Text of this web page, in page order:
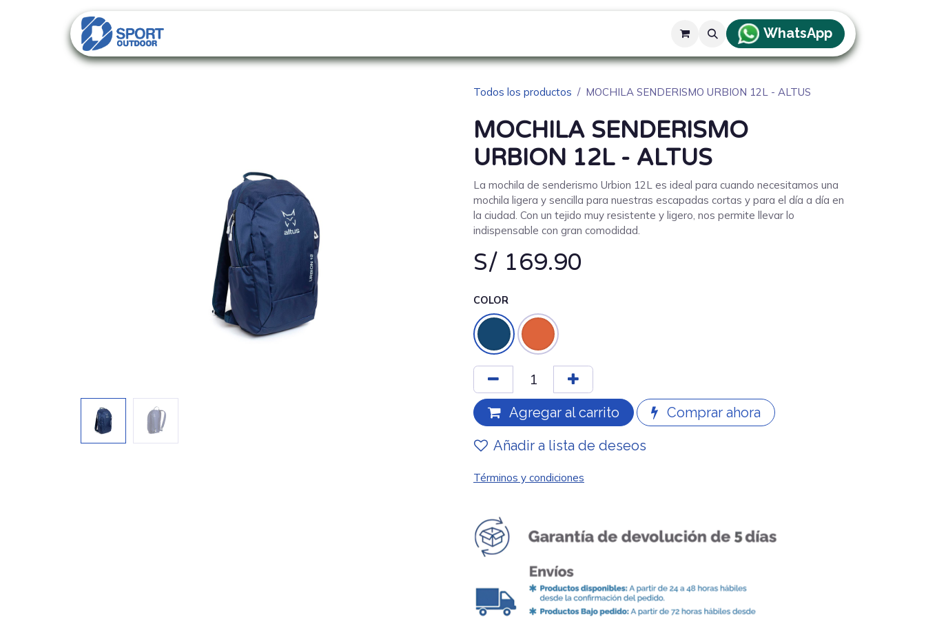
WhatsApp
Todos los productos MOCHILA SENDERISMO URBION 12L - ALTUS
MOCHILA SENDERISMO
URBION 12L - ALTUS
La mochila de senderismo Urbion 12L es ideal para cuando necesitamos una
mochila ligera y sencilla para nuestras escapadas cortas y para el día a día en
la ciudad. Con un tejido muy resistente y ligero, nos permite llevar lo
indispensable con gran comodidad.
S/ 169.90
COLOR
Agregar al carrito
Comprar ahora
Añadir a lista de deseos
Términos y condiciones